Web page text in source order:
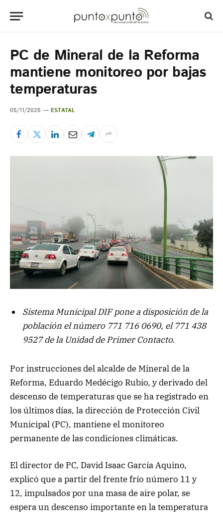
PC de Mineral de la Reforma
mantiene monitoreo por bajas
temperaturas
05/11/2025 ESTATAL
Sistema Municipal DIF pone a disposición de la
población el número 771 716 0690, el 771 438
9527 de la Unidad de Primer Contacto.
Por instrucciones del alcalde de Mineral de la
Reforma, Eduardo Medécigo Rubio, y derivado del
descenso de temperaturas que se ha registrado en
los últimos días, la dirección de Protección Civil
Municipal (PC), mantiene el monitoreo
permanente de las condiciones climáticas.
El director de PC, David Isaac García Aquino,
explicó que a partir del frente frío número 11 y
12, impulsados por una masa de aire polar, se
espera un descenso importante en la temperatura